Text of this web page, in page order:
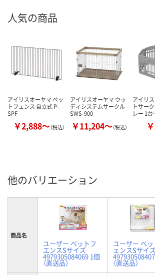
人気の商品
アイリスオーヤマ ペッ
トフェンス 自立式 P-
SPF
￥2,888～（税込）
アイリスオーヤマ ウッ
ディシステムサークル
SWS-900
￥11,204～（税込）
アイリ
トサー
レー 1
他のバリエーション
商品名
ユーザー ペットフ
エンスSサイズ
4979305084069 1個
（直送品）
ユーザー ペッ
ェンスSサイ
（直送品）